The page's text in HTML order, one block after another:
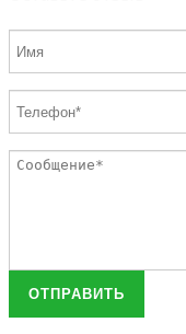
ОТПРАВИТЬ